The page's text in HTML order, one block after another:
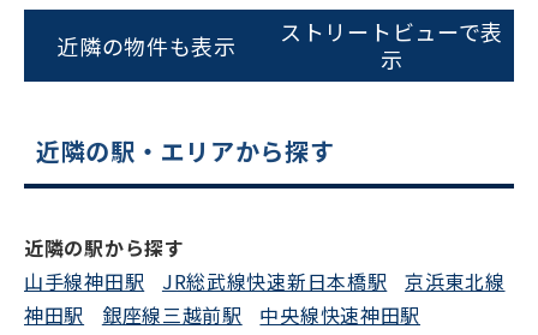
スムーズにご案内できます
0120-620-213
電話でお問い合わせ
近隣の物件も表示
ストリートビューで表
示
近隣の駅・エリアから探す
近隣の駅から探す
山手線神田駅
JR総武線快速新日本橋駅
京浜東北線
神田駅
銀座線三越前駅 中央線快速神田駅